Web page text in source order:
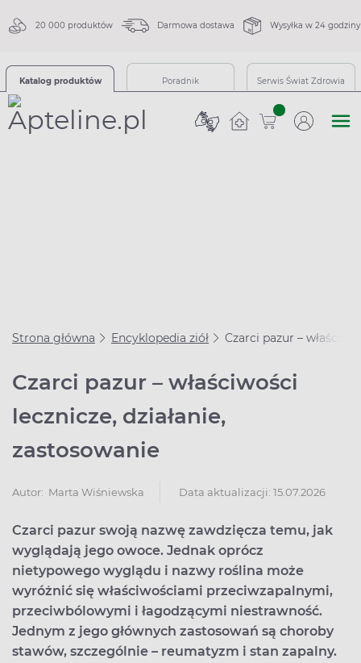
20 000 produktów Darmowa dostawa Wysyłka w 24 godziny
Katalog produktów Poradnik Serwis Świat Zdrowia
sztuk
Strona główna Encyklopedia ziół Czarci pazur –
Czarci pazur – właściwości
lecznicze, działanie,
zastosowanie
Autor: Marta Wiśniewska Data aktualizacji: 15.07.2026
Czarci pazur swoją nazwę zawdzięcza temu, jak
wyglądają jego owoce. Jednak oprócz
nietypowego wyglądu i nazwy roślina może
wyróżnić się właściwościami przeciwzapalnymi,
przeciwbólowymi i łagodzącymi niestrawność.
Jednym z jego głównych zastosowań są choroby
stawów, szczególnie – reumatyzm i stan zapalny.